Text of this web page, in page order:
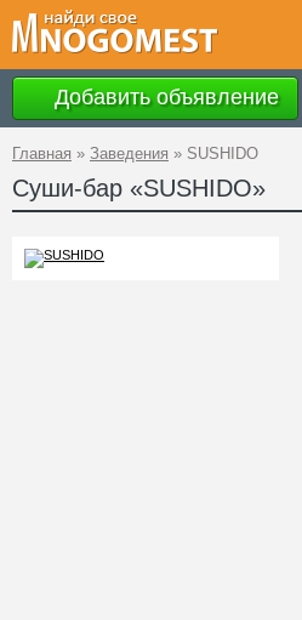
Добавить объявление
Главная » Заведения » SUSHIDO
Суши-бар «SUSHIDO»